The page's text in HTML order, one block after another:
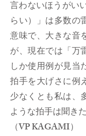
言わないほうがい
らい）」は多数の
意味で、大きな音
が、現在では「万
しか使用例が見当
拍手を大げさに例
少なくとも私は、
ような拍手は聞き
​（VP KAGAMI）